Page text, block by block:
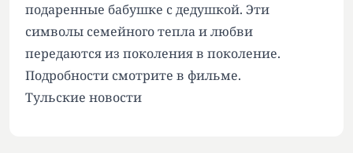
подаренные бабушке с дедушкой. Эти
символы семейного тепла и любви
передаются из поколения в поколение.
Подробности смотрите в фильме.
Тульские новости